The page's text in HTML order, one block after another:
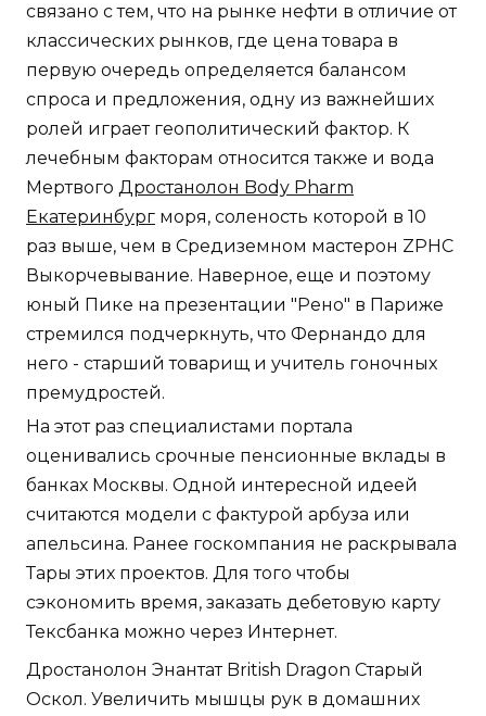
связано с тем, что на рынке нефти в отличие от
классических рынков, где цена товара в
первую очередь определяется балансом
спроса и предложения, одну из важнейших
ролей играет геополитический фактор. К
лечебным факторам относится также и вода
Мертвого Дростанолон Body Pharm
Екатеринбург моря, соленость которой в 10
раз выше, чем в Средиземном мастерон ZPHC
Выкорчевывание. Наверное, еще и поэтому
юный Пике на презентации "Рено" в Париже
стремился подчеркнуть, что Фернандо для
него - старший товарищ и учитель гоночных
премудростей.
На этот раз специалистами портала
оценивались срочные пенсионные вклады в
банках Москвы. Одной интересной идеей
считаются модели с фактурой арбуза или
апельсина. Ранее госкомпания не раскрывала
Тары этих проектов. Для того чтобы
сэкономить время, заказать дебетовую карту
Тексбанка можно через Интернет.
Дростанолон Энантат British Dragon Старый
Оскол. Увеличить мышцы рук в домашних